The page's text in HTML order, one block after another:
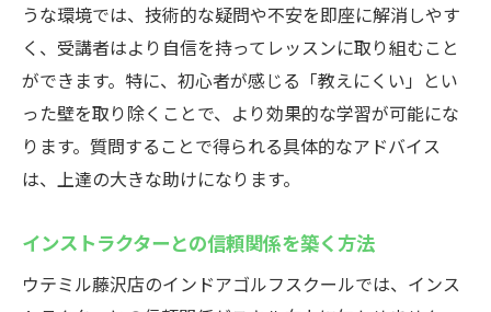
うな環境では、技術的な疑問や不安を即座に解消しやす
く、受講者はより自信を持ってレッスンに取り組むこと
ができます。特に、初心者が感じる「教えにくい」とい
った壁を取り除くことで、より効果的な学習が可能にな
ります。質問することで得られる具体的なアドバイス
は、上達の大きな助けになります。
インストラクターとの信頼関係を築く方法
ウテミル藤沢店のインドアゴルフスクールでは、インス